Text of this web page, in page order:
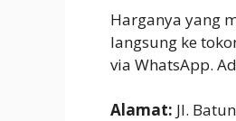
Harganya yang
langsung ke
via WhatsApp.
Alamat: Jl.